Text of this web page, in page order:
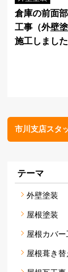
倉庫の前面
工事（外壁
施工しました
市川支店スタ
テーマ
外壁塗装
屋根塗装
屋根カバー
屋根葺き